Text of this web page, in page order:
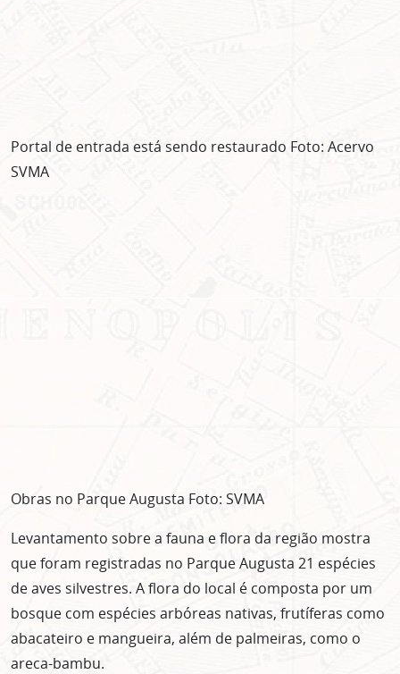
Portal de entrada está sendo restaurado Foto: Acervo
SVMA
Obras no Parque Augusta Foto: SVMA
Levantamento sobre a fauna e flora da região mostra
que foram registradas no Parque Augusta 21 espécies
de aves silvestres. A flora do local é composta por um
bosque com espécies arbóreas nativas, frutíferas como
abacateiro e mangueira, além de palmeiras, como o
areca-bambu.